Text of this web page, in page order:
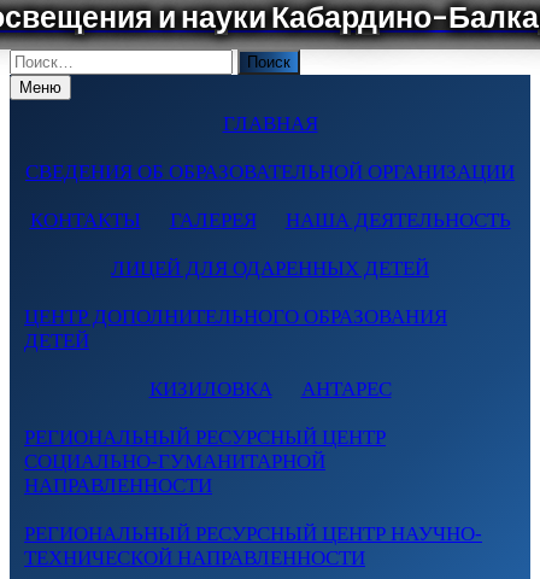
Поиск
по:Меню
ГЛАВНАЯ
СВЕДЕНИЯ ОБ ОБРАЗОВАТЕЛЬНОЙ ОРГАНИЗАЦИИ
КОНТАКТЫ ГАЛЕРЕЯ НАША ДЕЯТЕЛЬНОСТЬ
ЛИЦЕЙ ДЛЯ ОДАРЕННЫХ ДЕТЕЙ
ЦЕНТР ДОПОЛНИТЕЛЬНОГО ОБРАЗОВАНИЯ
ДЕТЕЙ
КИЗИЛОВКА АНТАРЕС
РЕГИОНАЛЬНЫЙ РЕСУРСНЫЙ ЦЕНТР
СОЦИАЛЬНО-ГУМАНИТАРНОЙ
НАПРАВЛЕННОСТИ
РЕГИОНАЛЬНЫЙ РЕСУРСНЫЙ ЦЕНТР НАУЧНО-
ТЕХНИЧЕСКОЙ НАПРАВЛЕННОСТИ